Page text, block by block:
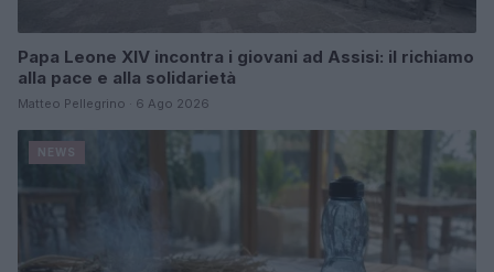
Papa Leone XIV incontra i giovani ad Assisi: il richiamo
alla pace e alla solidarietà
Matteo Pellegrino · 6 Ago 2026